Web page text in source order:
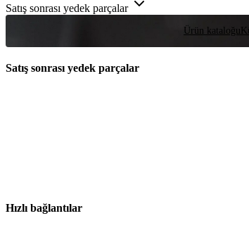
Satış sonrası yedek parçalar
Ürün kataloğu
Satış sonrası yedek parçalar
Hızlı bağlantılar